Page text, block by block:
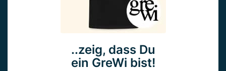
..zeig, dass Du
ein GreWi bist!